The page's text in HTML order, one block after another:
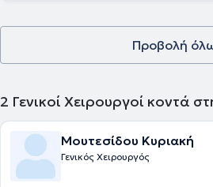
Προβολή
2 Γενικοί Χειρουργοί κοντά
Μουτεσίδου Κυριακή
Γενικός Χειρουργός